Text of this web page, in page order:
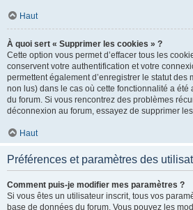
Haut
À quoi sert « Supprimer les cookies » ?
Cette option vous permet d’effacer tous les
conservent votre authentification et votre
permettent également d’enregistrer le statut des
non lus) dans le cas où cette fonctionnalité a
du forum. Si vous rencontrez des problèmes
déconnexion au forum, essayez de supprimer
Haut
Préférences et paramètres des
Comment puis-je modifier mes paramètres ?
Si vous êtes un utilisateur inscrit, tous vos
base de données du forum. Vous pouvez les